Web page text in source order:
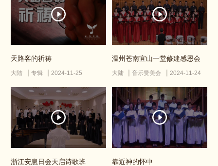
天路客的祈祷
大陆 专辑 2024-11-25
温州苍南宜山一堂修建感恩会
大陆 音乐赞美会 2024-11-24
浙江安息日会天启诗歌班 靠近神的怀中